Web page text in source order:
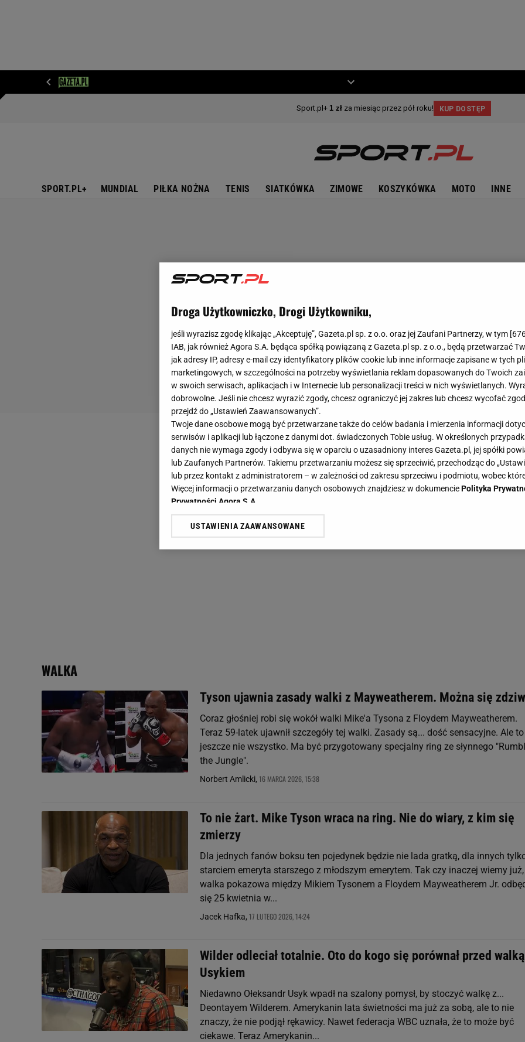
SPORT.PL+ MUNDIAL PIŁKA NOŻNA TENIS SIATKÓWKA ZIMOWE KOSZYKÓWKA MOTO INNE
WALKA
Tyson ujawnia zasady walki z Mayweatherem. Można się
Coraz głośniej robi się wokół walki Mike'a Tysona z Floydem Mayweatherem.
Teraz 59-latek ujawnił szczegóły tej walki. Zasady są... dość sensacyjne. Ale to
jeszcze nie wszystko. Ma być przygotowany specjalny ring ze słynnego
the Jungle".
Norbert Amlicki, 16 MARCA 2026, 15:38
To nie żart. Mike Tyson wraca na ring. Nie do wiary, z kim się
zmierzy
Dla jednych fanów boksu ten pojedynek będzie nie lada gratką, dla innych
starciem emeryta starszego z młodszym emerytem. Tak czy inaczej wiemy
walka pokazowa między Mikiem Tysonem a Floydem Mayweatherem Jr.
się 25 kwietnia w...
Jacek Hafka, 17 LUTEGO 2026, 14:24
Wilder odleciał totalnie. Oto do kogo się porównał przed
Usykiem
Niedawno Ołeksandr Usyk wpadł na szalony pomysł, by stoczyć walkę z...
Deontayem Wilderem. Amerykanin lata świetności ma już za sobą, ale to nie
znaczy, że nie podjął rękawicy. Nawet federacja WBC uznała, że to może być
ciekawe. Teraz Amerykanin...
Droga Użytkowniczko, Drogi Użytkowniku,
jeśli wyrazisz zgodę klikając „Akceptuję”, Gazeta.pl sp. z o.o. oraz jej Zaufani Partnerzy, w tym [
IAB, jak również Agora S.A. będąca spółką powiązaną z Gazeta.pl sp. z o.o., będą przetwarzać
jak adresy IP, adresy e-mail czy identyfikatory plików cookie lub inne informacje zapisane w tych
marketingowych, w szczególności na potrzeby wyświetlania reklam dopasowanych do Twoich
w swoich serwisach, aplikacjach i w Internecie lub personalizacji treści w nich wyświetlanych.
dobrowolne. Jeśli nie chcesz wyrazić zgody, chcesz ograniczyć jej zakres lub chcesz wycofać
przejdź do „Ustawień Zaawansowanych”.
Twoje dane osobowe mogą być przetwarzane także do celów badania i mierzenia informacji
serwisów i aplikacji lub łączone z danymi dot. świadczonych Tobie usług. W określonych
danych nie wymaga zgody i odbywa się w oparciu o uzasadniony interes Gazeta.pl, jej spółki
lub Zaufanych Partnerów. Takiemu przetwarzaniu możesz się sprzeciwić, przechodząc do
lub przez kontakt z administratorem – w zależności od zakresu sprzeciwu i podmiotu, wobec
Więcej informacji o przetwarzaniu danych osobowych znajdziesz w dokumenciePolityka
Prywatności Agora S.A.
Klikając „Akceptuję” wyrażasz też zgodę na zainstalowanie i przechowywanie plików cookie
Zaufanych Partnerów i Agora S.A. na Twoim urządzeniu końcowym. Możesz w każdej chwili
USTAWIENIA ZAAWANSOWANE